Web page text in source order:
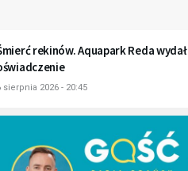
rekinów. Aquapark Reda wydał
sierpnia 2026 - 20:45